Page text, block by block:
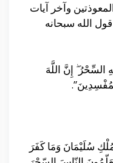
وآخر آيات
الله سبحانه
السِّحْرُ ۖ إِنَّ اللَّهَ
سُلَيْمَانَ وَمَا كَفَرَ